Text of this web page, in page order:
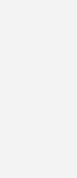
die Gruppe
verkleinern. Die
empfiehlt sich für
Struktur die
Altersgruppen.
Unternehmen –
gute
mit ihrem reichen
Know-how ins
integraler
sich dies auch